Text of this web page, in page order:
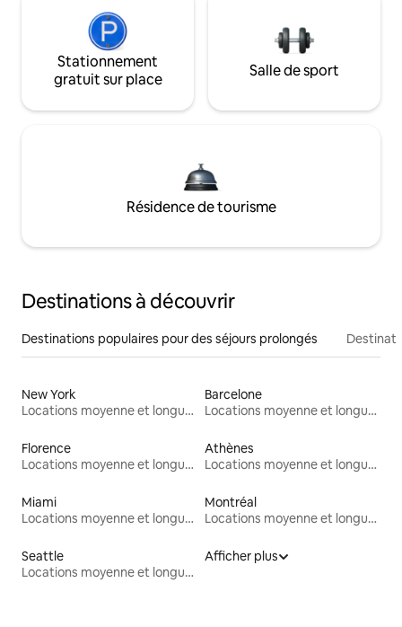
Stationnement
gratuit sur place
Salle de sport
Résidence de tourisme
Destinations à découvrir
Destinations populaires pour des séjours prolongés
New York
Locations moyenne et longue durée
Barcelone
Locations moyenne et longue durée
Florence
Locations moyenne et longue durée
Athènes
Locations moyenne et longue durée
Miami
Locations moyenne et longue durée
Montréal
Locations moyenne et longue durée
Seattle
Locations moyenne et longue durée
Afficher plus